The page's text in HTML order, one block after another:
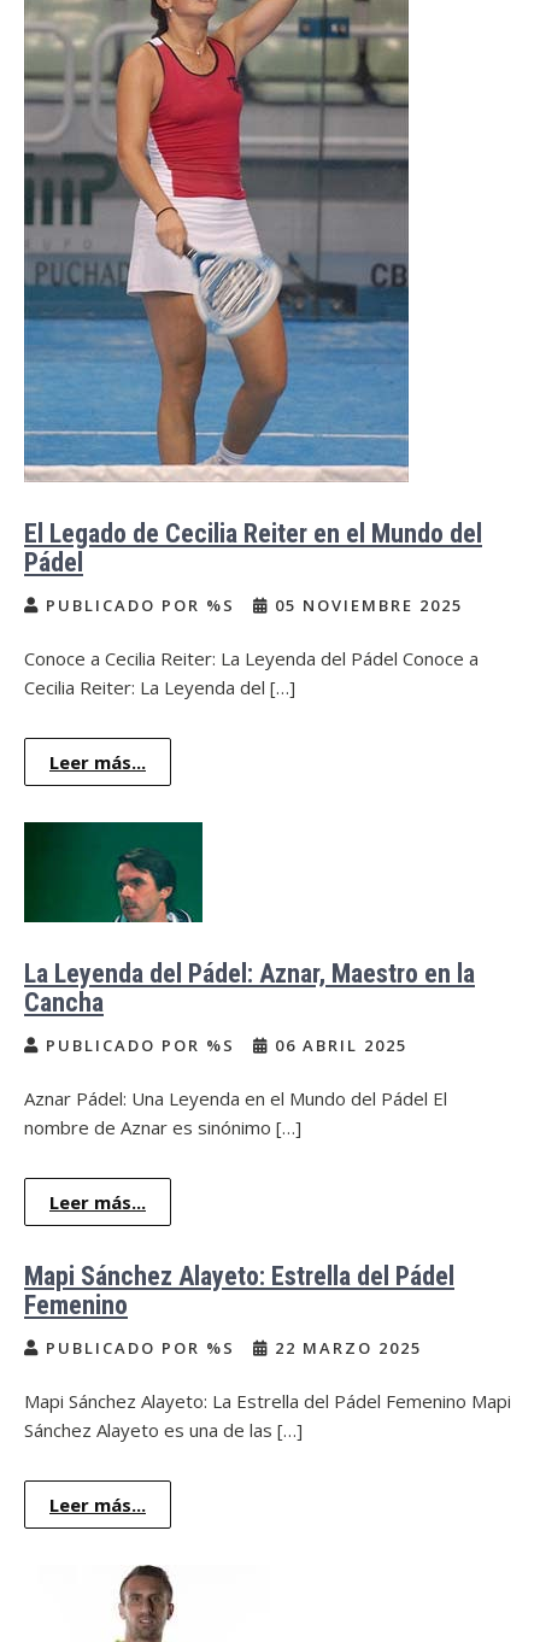
El Legado de Cecilia Reiter en el Mundo del
Pádel
PUBLICADO POR %S 05 NOVIEMBRE 2025
Conoce a Cecilia Reiter: La Leyenda del Pádel Conoce a
Cecilia Reiter: La Leyenda del […]
Leer más...
La Leyenda del Pádel: Aznar, Maestro en la
Cancha
PUBLICADO POR %S 06 ABRIL 2025
Aznar Pádel: Una Leyenda en el Mundo del Pádel El
nombre de Aznar es sinónimo […]
Leer más...
Mapi Sánchez Alayeto: Estrella del Pádel
Femenino
PUBLICADO POR %S 22 MARZO 2025
Mapi Sánchez Alayeto: La Estrella del Pádel Femenino Mapi
Sánchez Alayeto es una de las […]
Leer más...